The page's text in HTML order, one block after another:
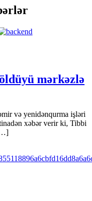
mərkəzlə
və yenidənqurma işləri
xəbər verir ki, Tibbi